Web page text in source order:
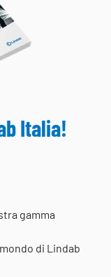
Italia!
gamma
di Lindab